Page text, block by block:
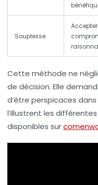
Souplesse
Cette méthode ne
de décision. Elle
d’être perspicaces
l’illustrent les
disponibles sur